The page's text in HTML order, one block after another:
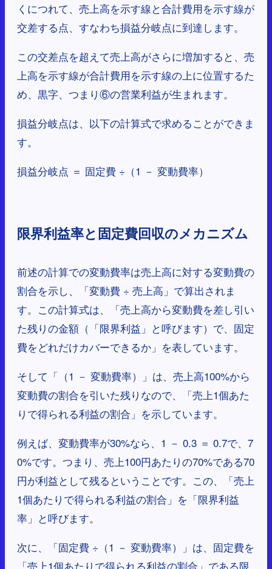
くにつれて、売上高を示す線と合計費用を示す線が
交差する点、すなわち損益分岐点に到達します。
この交差点を超えて売上高がさらに増加すると、売
上高を示す線が合計費用を示す線の上に位置するた
め、黒字、つまり⑥の営業利益が生まれます。
損益分岐点は、以下の計算式で求めることができま
す。
損益分岐点 ＝ 固定費 ÷（1 － 変動費率）
限界利益率と固定費回収のメカニズム
前述の計算での変動費率は売上高に対する変動費の
割合を示し、「変動費 ÷ 売上高」で算出されま
す。この計算式は、「売上高から変動費を差し引い
た残りの金額（「限界利益」と呼びます）で、固定
費をどれだけカバーできるか」を表しています。
そして「（1 － 変動費率）」は、売上高100%から
変動費の割合を引いた残りなので、「売上1個あた
りで得られる利益の割合」を示しています。
例えば、変動費率が30%なら、1 － 0.3 ＝ 0.7で、7
0%です。つまり、売上100円あたりの70%である70
円が利益として残るということです。この、「売上
1個あたりで得られる利益の割合」を「限界利益
率」と呼びます。
次に、「固定費 ÷（1 － 変動費率）」は、固定費を
「売上1個あたりで得られる利益の割合」である限